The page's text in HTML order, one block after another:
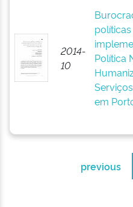
2014-
10
Política
em
previous